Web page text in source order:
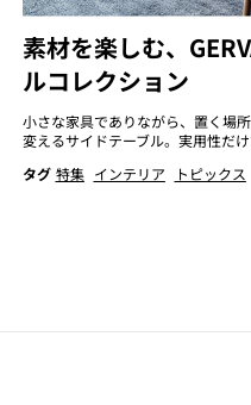
素材を楽しむ、
ルコレクション
小さな家具でありながら、置く場
変えるサイドテーブル。実用性だ
タグ 特集 インテリア
トピックス